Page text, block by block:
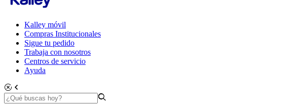
Kalley móvil
Compras Institucionales
Sigue tu pedido
Trabaja con nosotros
Centros de servicio
Ayuda